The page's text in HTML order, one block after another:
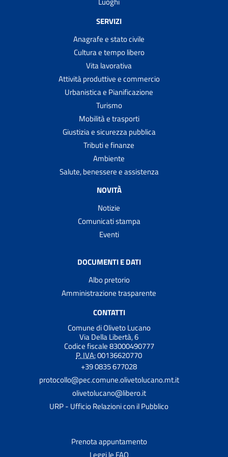
Trasportare salme, cadaveri, ceneri o resti mortali
all'interno del territorio italiano
Trasporto scolastico scuolabus
Votare al proprio domicilio
Votare presso ospedali, case di riposo e carceri
SERVIZI
Anagrafe e stato civile
Cultura e tempo libero
Vita lavorativa
Attività produttive e commercio
Urbanistica e Pianificazione
Turismo
Mobilità e trasporti
Giustizia e sicurezza pubblica
Tributi e finanze
Ambiente
Salute, benessere e assistenza
NOVITÀ
Notizie
Comunicati stampa
Eventi
DOCUMENTI E DATI
Albo pretorio
Amministrazione trasparente
CONTATTI
Comune di Oliveto Lucano
Via Della Libertà, 6
Codice fiscale 83000490777
P. IVA:00136620770
+39 0835 677028
protocollo@pec.comune.olivetolucano.mt.it
olivetolucano@libero.it
URP - Ufficio Relazioni con il Pubblico
Prenota appuntamento